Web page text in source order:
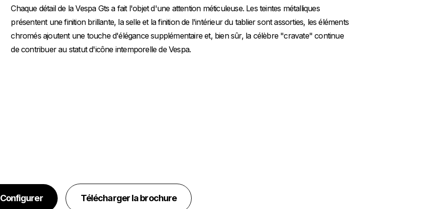
Chaque détail de la Vespa Gts a fait l'objet d'une attention méticuleuse. Les teintes métalliques
présentent une finition brillante, la selle et la finition de l'intérieur du tablier sont assorties, les éléments
chromés ajoutent une touche d'élégance supplémentaire et, bien sûr, la célèbre "cravate" continue
de contribuer au statut d'icône intemporelle de Vespa.
Configurer Télécharger la brochure